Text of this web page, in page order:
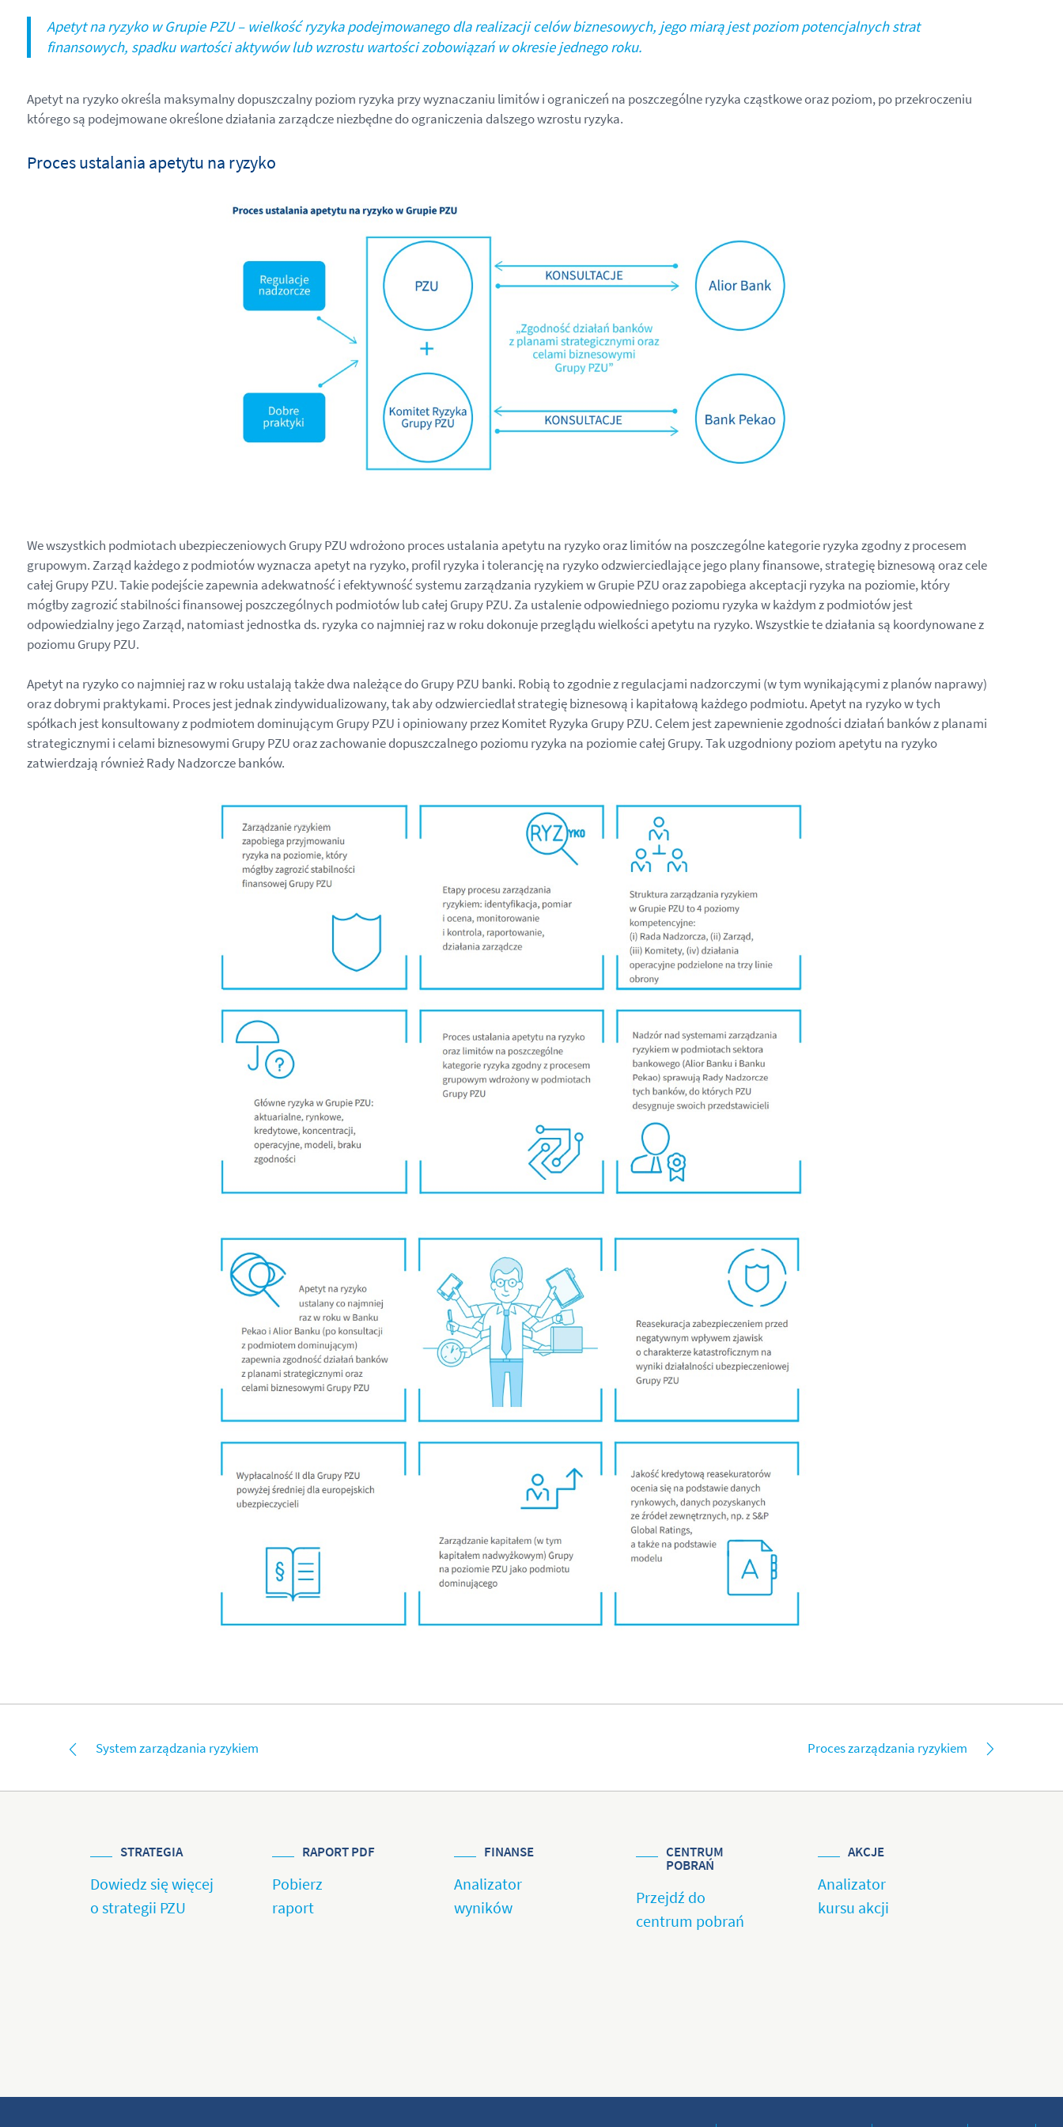
Apetyt na ryzyko w Grupie PZU – wielkość ryzyka podejmowanego dla realizacji celów biznesowych, jego miarą jest poziom potencjalnych strat
finansowych, spadku wartości aktywów lub wzrostu wartości zobowiązań w okresie jednego roku.
Apetyt na ryzyko określa maksymalny dopuszczalny poziom ryzyka przy wyznaczaniu limitów i ograniczeń na poszczególne ryzyka cząstkowe oraz poziom, po przekroczeniu
którego są podejmowane określone działania zarządcze niezbędne do ograniczenia dalszego wzrostu ryzyka.
Proces ustalania apetytu na ryzyko
We wszystkich podmiotach ubezpieczeniowych Grupy PZU wdrożono proces ustalania apetytu na ryzyko oraz limitów na poszczególne kategorie ryzyka zgodny z procesem
grupowym. Zarząd każdego z podmiotów wyznacza apetyt na ryzyko, profil ryzyka i tolerancję na ryzyko odzwierciedlające jego plany finansowe, strategię biznesową oraz cele
całej Grupy PZU. Takie podejście zapewnia adekwatność i efektywność systemu zarządzania ryzykiem w Grupie PZU oraz zapobiega akceptacji ryzyka na poziomie, który
mógłby zagrozić stabilności finansowej poszczególnych podmiotów lub całej Grupy PZU. Za ustalenie odpowiedniego poziomu ryzyka w każdym z podmiotów jest
odpowiedzialny jego Zarząd, natomiast jednostka ds. ryzyka co najmniej raz w roku dokonuje przeglądu wielkości apetytu na ryzyko. Wszystkie te działania są koordynowane z
poziomu Grupy PZU.
Apetyt na ryzyko co najmniej raz w roku ustalają także dwa należące do Grupy PZU banki. Robią to zgodnie z regulacjami nadzorczymi (w tym wynikającymi z planów naprawy)
oraz dobrymi praktykami. Proces jest jednak zindywidualizowany, tak aby odzwierciedlał strategię biznesową i kapitałową każdego podmiotu. Apetyt na ryzyko w tych
spółkach jest konsultowany z podmiotem dominującym Grupy PZU i opiniowany przez Komitet Ryzyka Grupy PZU. Celem jest zapewnienie zgodności działań banków z planami
strategicznymi i celami biznesowymi Grupy PZU oraz zachowanie dopuszczalnego poziomu ryzyka na poziomie całej Grupy. Tak uzgodniony poziom apetytu na ryzyko
zatwierdzają również Rady Nadzorcze banków.
System zarządzania ryzykiem Proces zarządzania ryzykiem
STRATEGIA
Dowiedz się więcej
o strategii PZU
RAPORT PDF
Pobierz
raport
FINANSE
Analizator
wyników
CENTRUM
POBRAŃ
Przejdź do
centrum pobrań
AKCJE
Analizator
kursu akcji